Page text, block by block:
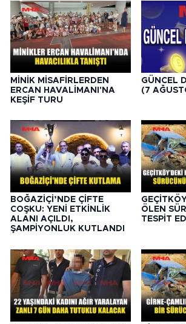
MİNİK MİSAFİRLERDEN
ERCAN HAVALİMANI'NA
KEŞİF TURU
GÜNCEL
(7
BOĞAZİÇİ’NDE ÇİFTE
COŞKU: YENİ ETKİNLİK
ALANI AÇILDI,
ŞAMPİYONLUK KUTLANDI
ÖLEN
TESPİT